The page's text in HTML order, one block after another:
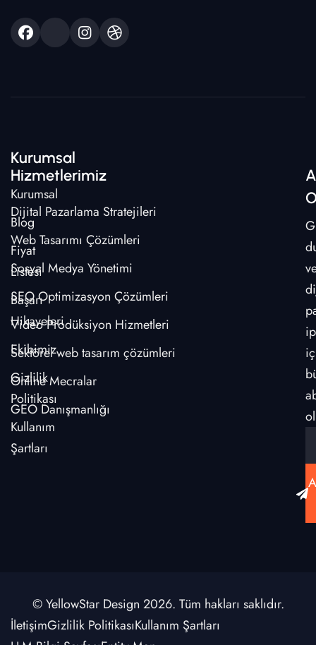
Kurumsal
Kurumsal
Blog
Fiyat
Listesi
Başarı
Hikayeleri
Ekibimiz
Gizlilik
Politikası
Kullanım
Şartları
Hizmetlerimiz
Dijital Pazarlama Stratejileri
Web Tasarımı Çözümleri
Sosyal Medya Yönetimi
SEO Optimizasyon Çözümleri
Video Prodüksiyon Hizmetleri
Sektörel web tasarım çözümleri
Online Mecralar
GEO Danışmanlığı
© YellowStar Design 2026. Tüm hakları saklıdır.
İletişimGizlilik PolitikasıKullanım Şartları